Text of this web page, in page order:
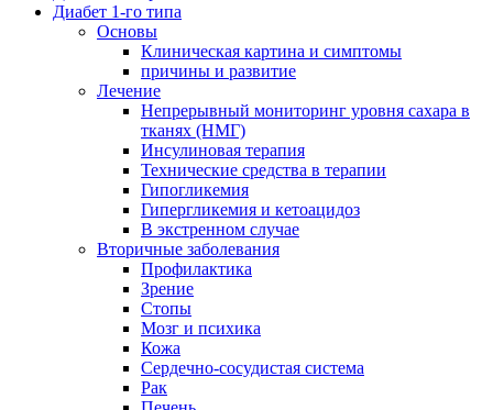
Диабет 1-го типа
Основы
Клиническая картина и симптомы
причины и развитие
Лечение
Непрерывный мониторинг уровня сахара в
тканях (НМГ)
Инсулиновая терапия
Технические средства в терапии
Гипогликемия
Гипергликемия и кетоацидоз
В экстренном случае
Вторичные заболевания
Профилактика
Зрение
Стопы
Мозг и психика
Кожа
Сердечно-сосудистая система
Рак